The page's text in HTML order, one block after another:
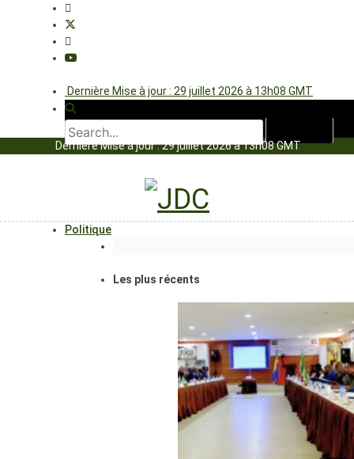
Dernière Mise à jour : 29 juillet 2026 à 13h08 GMT
Dernière Mise à jour : 29 juillet 2026 à 13h08 GMT
Politique
Les plus récents